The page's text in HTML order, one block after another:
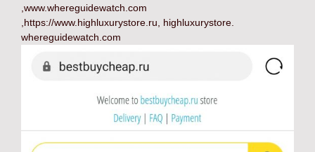
www.whereguidewatch.com
https://www.highluxurystore.ru highluxurystore
whereguidewatch.com